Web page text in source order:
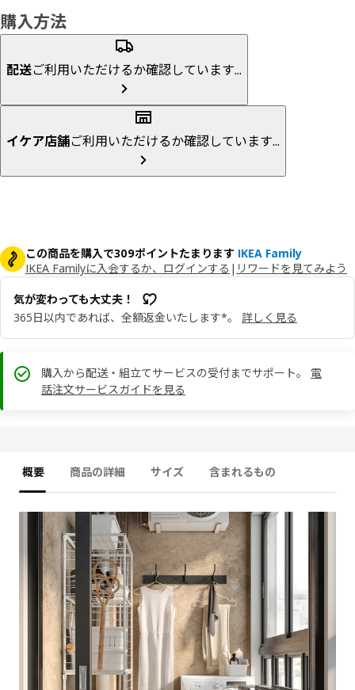
購入方法
配送ご利用いただけるか確認しています...
イケア店舗ご利用いただけるか確認しています...
この商品を購入で309ポイントたまります IKEA Family
IKEA Familyに入会するか、ログインする | リワードを見てみよう
気が変わっても大丈夫！
365日以内であれば、全額返金いたします*。
詳しく見る
購入から配送・組立てサービスの受付までサポート。
電
話注文サービスガイドを見る
概要 商品の詳細 サイズ 含まれるもの